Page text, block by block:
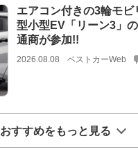
エアコン付きの3輪モビ
型小型EV「リーン3」
通商が参加!!
2026.08.08 ベストカーWeb
おすすめをもっと見る